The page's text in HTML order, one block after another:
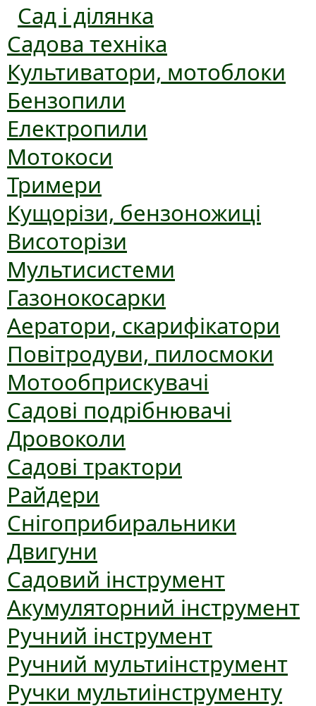
Сад і ділянка
Садова техніка
Культиватори, мотоблоки
Бензопили
Електропили
Мотокоси
Тримери
Кущорізи, бензоножиці
Висоторізи
Мультисистеми
Газонокосарки
Аератори, скарифікатори
Повітродуви, пилосмоки
Мотообприскувачі
Садові подрібнювачі
Дровоколи
Садові трактори
Райдери
Снігоприбиральники
Двигуни
Садовий інструмент
Акумуляторний інструмент
Ручний інструмент
Ручний мультиінструмент
Ручки мультиінструменту